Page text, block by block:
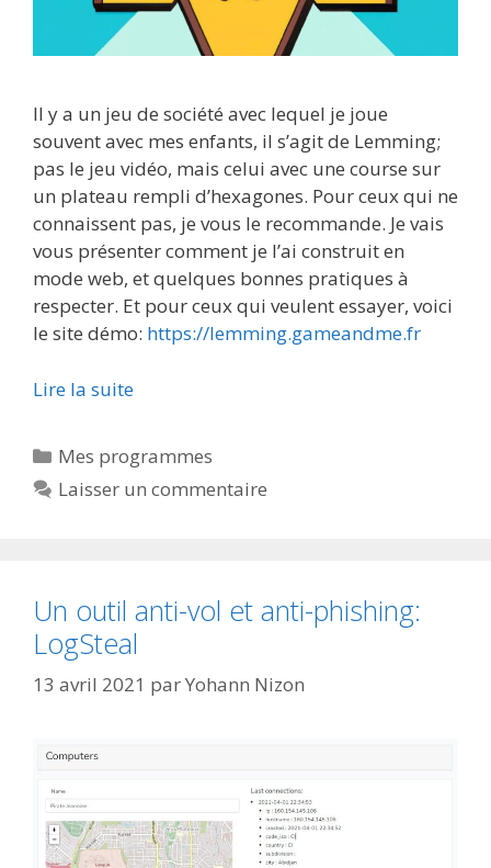
Il y a un jeu de société avec lequel je joue
souvent avec mes enfants, il s’agit de Lemming;
pas le jeu vidéo, mais celui avec une course sur
un plateau rempli d’hexagones. Pour ceux qui ne
connaissent pas, je vous le recommande. Je vais
vous présenter comment je l’ai construit en
mode web, et quelques bonnes pratiques à
respecter. Et pour ceux qui veulent essayer, voici
le site démo: https://lemming.gameandme.fr
Lire la suite
Catégories
Mes programmes
Laisser un commentaire
Un outil anti-vol et anti-phishing:
LogSteal
13 avril 2021 parYohann Nizon